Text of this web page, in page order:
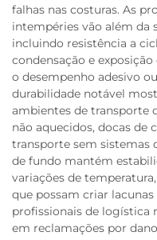
falhas nas costuras. As
intempéries vão além da
incluindo resistência a
condensação e
o desempenho adesivo
durabilidade notável
ambientes de transporte
não aquecidos, docas de
transporte sem sistemas
de fundo mantém
variações de
que possam criar
profissionais de logística
em reclamações por